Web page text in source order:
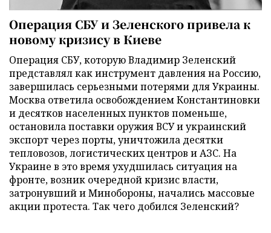
Операция СБУ и Зеленского привела к
новому кризису в Киеве
Операция СБУ, которую Владимир Зеленский
представлял как инструмент давления на Россию,
завершилась серьезными потерями для Украины.
Москва ответила освобождением Константиновки
и десятков населенных пунктов поменьше,
остановила поставки оружия ВСУ и украинский
экспорт через порты, уничтожила десятки
тепловозов, логистических центров и АЗС. На
Украине в это время ухудшилась ситуация на
фронте, возник очередной кризис власти,
затронувший и Минобороны, начались массовые
акции протеста. Так чего добился Зеленский?